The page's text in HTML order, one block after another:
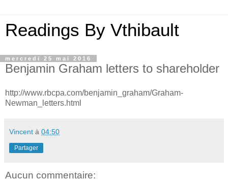
Readings By Vthibault
mercredi 25 mai 2016
Benjamin Graham letters to shareholder
http://www.rbcpa.com/benjamin_graham/Graham-
Newman_letters.html
Vincent à 04:50
Partager
Aucun commentaire: